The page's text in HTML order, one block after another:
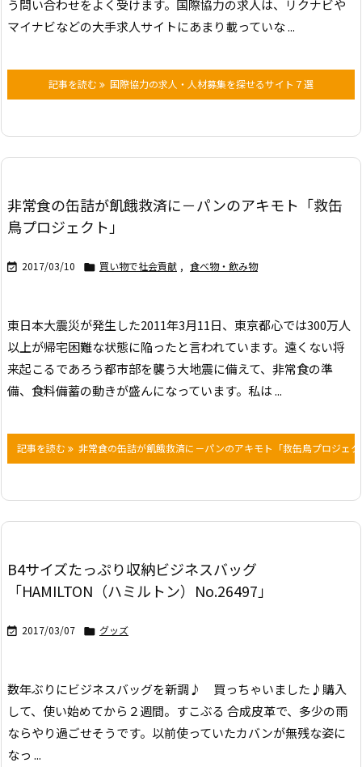
う問い合わせをよく受けます。 国際協力の求人は、リクナビや
マイナビなどの大手求人サイトにあまり載っていな ...
記事を読む 国際協力の求人・人材募集を探せるサイト７選
非常食の缶詰が飢餓救済に－パンのアキモト「救缶
鳥プロジェクト」
 2017/03/10  買い物で社会貢献 , 食べ物・飲み物
東日本大震災が発生した2011年3月11日、東京都心では300万人
以上が帰宅困難な状態に陥ったと言われています。遠くない将
来起こるであろう都市部を襲う大地震に備えて、非常食の準
備、食料備蓄の動きが盛んになっています。 私は ...
記事を読む 非常食の缶詰が飢餓救済に－パンのアキモト「救缶鳥プロジェ
B4サイズたっぷり収納ビジネスバッグ
「HAMILTON（ハミルトン）No.26497」
 2017/03/07  グッズ
数年ぶりにビジネスバッグを新調♪ 買っちゃいました♪ 購入
して、使い始めてから２週間。すこぶる 合成皮革で、多少の雨
ならやり過ごせそうです。 以前使っていたカバンが無残な姿に
なっ ...